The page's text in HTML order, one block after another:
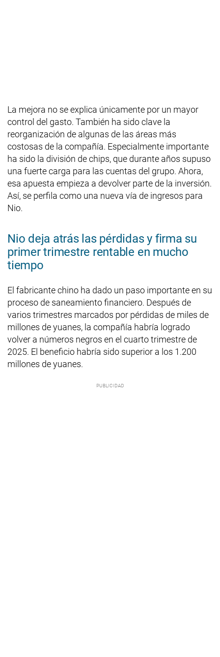
La mejora no se explica únicamente por un mayor
control del gasto. También ha sido clave la
reorganización de algunas de las áreas más
costosas de la compañía. Especialmente importante
ha sido la división de chips, que durante años supuso
una fuerte carga para las cuentas del grupo. Ahora,
esa apuesta empieza a devolver parte de la inversión.
Así, se perfila como una nueva vía de ingresos para
Nio.
Nio deja atrás las pérdidas y firma su
primer trimestre rentable en mucho
tiempo
El fabricante chino ha dado un paso importante en su
proceso de saneamiento financiero. Después de
varios trimestres marcados por pérdidas de miles de
millones de yuanes, la compañía habría logrado
volver a números negros en el cuarto trimestre de
2025. El beneficio habría sido superior a los 1.200
millones de yuanes.